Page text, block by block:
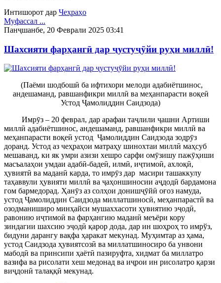
Интишорот дар Чеҳраҳо
Муфассал ...
Панҷшанбе, 20 Феврали 2025 03:41
Шахсияти фарҳангӣ дар ҷустуҷӯйи руҳи миллӣ!
(Паёми шодбошӣ ба ифтихори мелоди адабиётшинос,
андешаманд, равшанфикри миллӣ ва меҳанпарасти воқеӣ
Устод Ҷамолиддин Саидзода)
Имрӯз – 20 феврал, дар арафаи таҷлили ҷашни Артиши
миллӣ адабиётшинос, андешаманд, равшанфикри миллӣ ва
меҳанпарасти воқеӣ устод Ҷамолиддин Саидзода зодрӯз
доранд. Устод аз чеҳраҳои матраҳу шинохтаи миллӣ маҳсуб
мешаванд, ки як умри азизи хешро сарфи омӯзишу пажӯҳиши
масъалаҳои умдаи адабӣ-бадеӣ, илмӣ, иҷтимоӣ, ахлоқӣ,
ҳувиятӣ ва маданӣ карда, то имрӯз дар масири ташаккулу
таҳаввули ҳувияти миллӣ ва ҷаҳоншиносии аҷдодӣ бардамона
гом бармедорад. Ҳанӯз аз солҳои донишҷӯйӣ оғоз намуда,
устод Ҷамолиддин Саидзода миллатшиносӣ, меҳанпарастӣ ва
озодманиширо минҳайси мушаххасоти ҳувиятию эҷодӣ,
равонию иҷтимоӣ ва фарҳангию маданӣ меъёри кору
зиндагии шахсию эҷодӣ қарор дода, дар ин шоҳроҳ то имрўз,
бидуни дарангу вақфа ҳаракат мекунад. Муҳимтар аз ҳама,
устод Саидзода ҳувиятсозӣ ва миллатшиносиро ба унвони
мабодӣ ва принсипи ҳаётӣ пазируфта, хидмат ба миллатро
вазифа ва рисолати хеш медонад ва иҷрои ин рисолатро қарзи
виҷдонӣ талаққӣ мекунад.